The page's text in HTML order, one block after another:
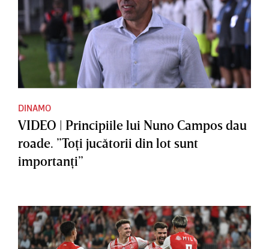
DINAMO
VIDEO | Principiile lui Nuno Campos dau
roade. ”Toţi jucătorii din lot sunt
importanţi”